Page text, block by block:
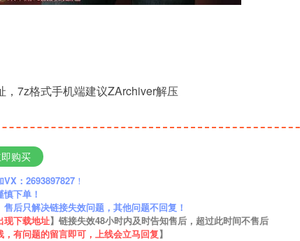
，7z格式手机端建议ZArchiver解压
购买
：2693897827 ！
下单！
后只解决链接失效问题，其他问题不回复！
现下载地址】链接失效48小时内及时告知售后，超过此时间不售后
有问题的留言即可，上线会立马回复】